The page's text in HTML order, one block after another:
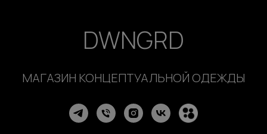
DWNGRD
МАГАЗИН КОНЦЕПТУАЛЬНОЙ ОДЕЖДЫ